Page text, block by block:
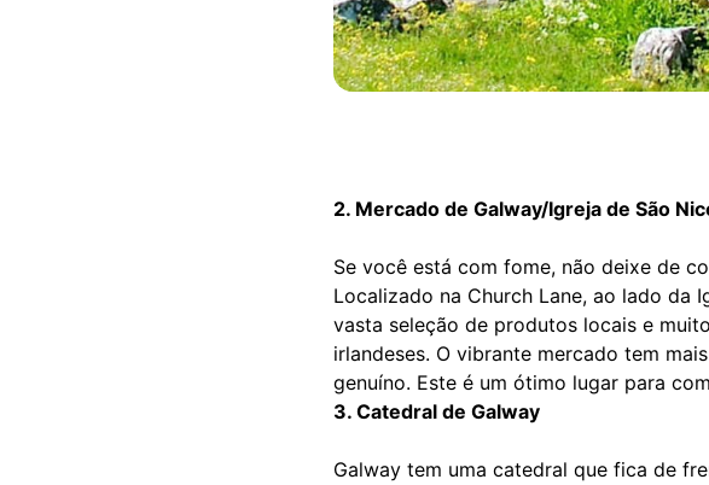
2. Mercado de Galway/Igreja de São
Se você está com fome, não deixe de
Localizado na Church Lane, ao lado da
vasta seleção de produtos locais e
irlandeses. O vibrante mercado tem
genuíno. Este é um ótimo lugar para
3. Catedral de Galway
Galway tem uma catedral que fica de